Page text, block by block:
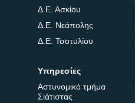
Δ.Ε. Ασκίου
Δ.Ε. Νεάπολης
Δ.Ε. Τσοτυλίου
Υπηρεσίες
Αστυνομικό τμήμα
Σιάτιστας